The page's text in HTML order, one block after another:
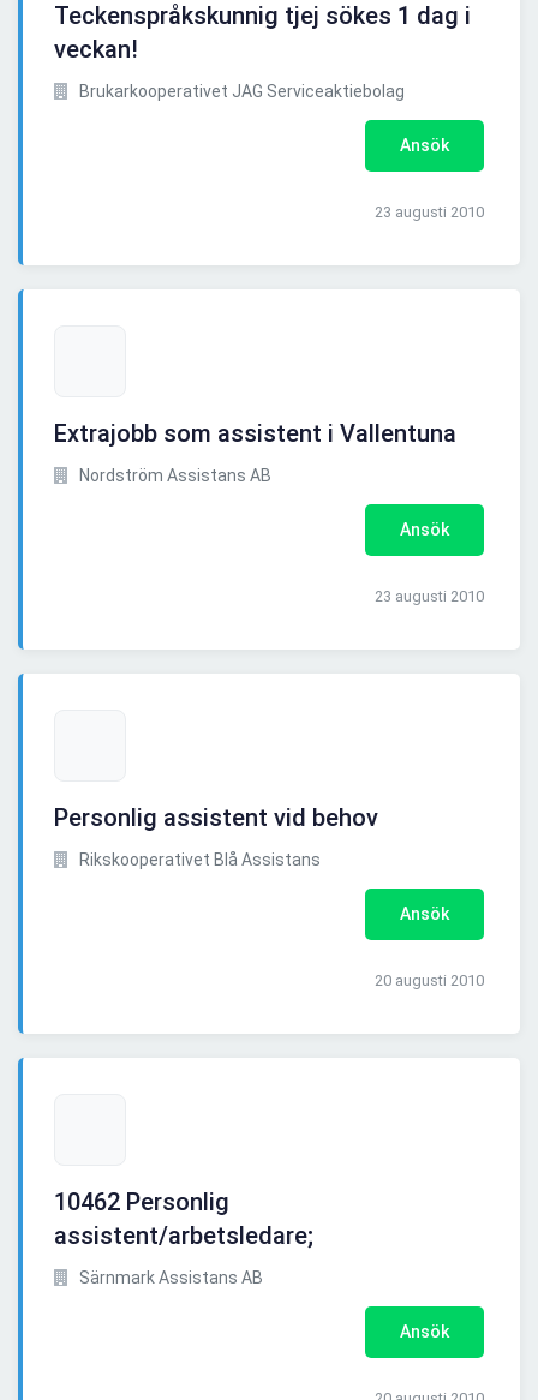
Teckenspråkskunnig tjej sökes 1 dag i
veckan!
Brukarkooperativet JAG Serviceaktiebolag
Ansök
23 augusti 2010
Extrajobb som assistent i Vallentuna
Nordström Assistans AB
Ansök
23 augusti 2010
Personlig assistent vid behov
Rikskooperativet Blå Assistans
Ansök
20 augusti 2010
10462 Personlig
assistent/arbetsledare;
Särnmark Assistans AB
Ansök